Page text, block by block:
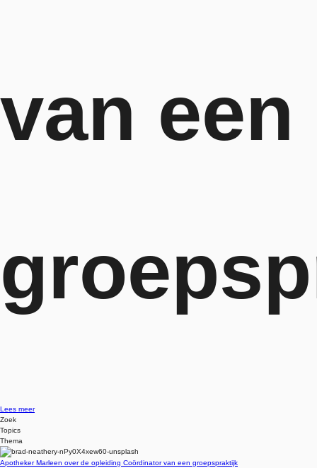
van een
Lees meer
Zoek
Topics
Thema
Apotheker Marleen over de opleiding Coördinator van een groepspraktijk